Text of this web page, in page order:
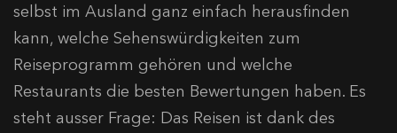
selbst im Ausland ganz einfach herausfinden
kann, welche Sehenswürdigkeiten zum
Reiseprogramm gehören und welche
Restaurants die besten Bewertungen haben. Es
steht ausser Frage: Das Reisen ist dank des